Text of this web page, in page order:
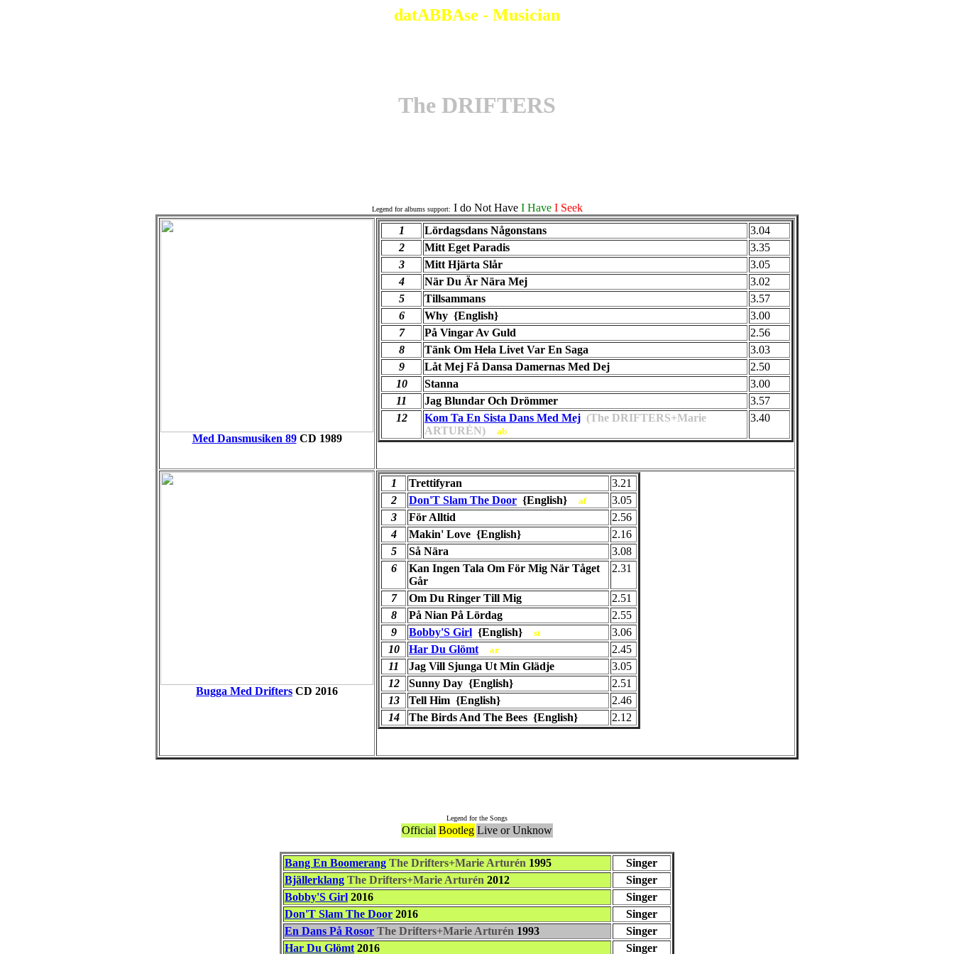
datABBAse - Musician
The DRIFTERS
Legend for albums support: I do Not Have I Have I Seek
Med Dansmusiken 89 CD 1989
1 Lördagsdans Någonstans
3.04
2
Mitt Eget Paradis
3.35
3
Mitt Hjärta Slår
3.05
4
När Du Är Nära Mej
3.02
5
Tillsammans
3.57
6
Why {English}
3.00
7
På Vingar Av Guld
2.56
8
Tänk Om Hela Livet Var En Saga
3.03
9
Låt Mej Få Dansa Damernas Med Dej
2.50
10
Stanna
3.00
11
Jag Blundar Och Drömmer
3.57
12
Kom Ta En Sista Dans Med Mej (The DRIFTERS+Marie
ARTURÉN)
ab
3.40
Bugga Med Drifters CD 2016
1 Trettifyran
3.21
2
Don'T Slam The Door {English} af
3.05
3
För Alltid
2.56
4
Makin' Love {English}
2.16
5
Så Nära
3.08
6
Kan Ingen Tala Om För Mig När Tåget
Går
2.31
7 Om Du Ringer Till Mig
2.51
8
På Nian På Lördag
2.55
9
Bobby'S Girl {English} st
3.06
10
Har Du Glömt ar
2.45
11
Jag Vill Sjunga Ut Min Glädje
3.05
12
Sunny Day {English}
2.51
13
Tell Him {English}
2.46
14
The Birds And The Bees {English} 2.12
Legend for the Songs
Official Bootleg Live or Unknow
Bang En Boomerang The Drifters+Marie Arturén 1995
Singer
Bjällerklang The Drifters+Marie Arturén 2012
Singer
Bobby'S Girl 2016
Singer
Don'T Slam The Door 2016
Singer
En Dans På Rosor The Drifters+Marie Arturén 1993
Singer
Har Du Glömt 2016 Singer